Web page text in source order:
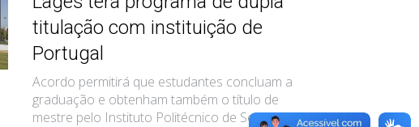
titulação com instituição de
Portugal
Acordo permitirá que estudantes concluam a
graduação e obtenham também o título de
mestre pelo Instituto Politécnico de Setúbal